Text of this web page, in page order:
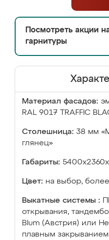
Посмотреть акции
гарнитуры
Материал фасадов:
RAL 9017 TRAFFIC
Столешница: 38 мм
глянец»
Габариты:
Цвет: на выбор,
Выкатные системы :
открывания,
Blum (Австрия) или
плавным